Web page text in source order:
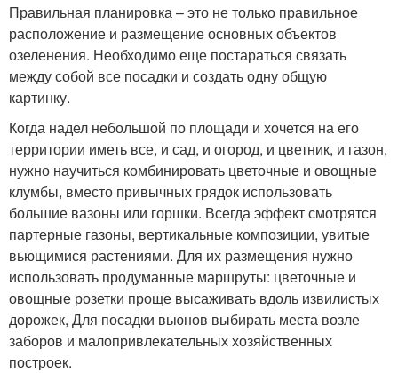
Правильная планировка – это не только правильное
расположение и размещение основных объектов
озеленения. Необходимо еще постараться связать
между собой все посадки и создать одну общую
картинку.
Когда надел небольшой по площади и хочется на его
территории иметь все, и сад, и огород, и цветник, и газон,
нужно научиться комбинировать цветочные и овощные
клумбы, вместо привычных грядок использовать
большие вазоны или горшки. Всегда эффект смотрятся
партерные газоны, вертикальные композиции, увитые
вьющимися растениями. Для их размещения нужно
использовать продуманные маршруты: цветочные и
овощные розетки проще высаживать вдоль извилистых
дорожек, Для посадки вьюнов выбирать места возле
заборов и малопривлекательных хозяйственных
построек.